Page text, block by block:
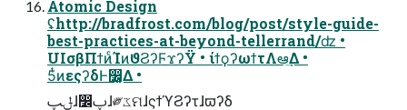
Atomic Design
ʢhttp://bradfrost.com/blog/post/style-guide-
best-practices-at-beyond-tellerrand/ʣ •
UIσβΠϯͷͨΊͷϑϨʔϜϫʔΫ • ίϯϙʔωϯτΛఆٛ͢Δ •
5ͭͷεςʔδͰ෼͚Δ •
ݪࢠɺ෼ࢠɺ༗ػମɺςϯϓϨʔτɺϖʔδ